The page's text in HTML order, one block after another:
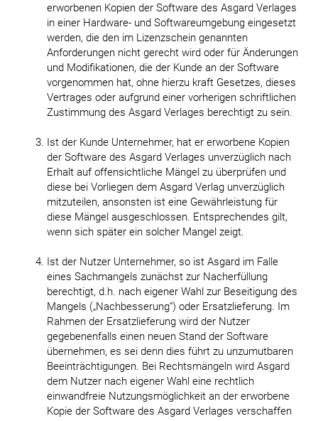
erworbenen Kopien der Software des Asgard Verlages
in einer Hardware- und Softwareumgebung eingesetzt
werden, die den im Lizenzschein genannten
Anforderungen nicht gerecht wird oder für Änderungen
und Modifikationen, die der Kunde an der Software
vorgenommen hat, ohne hierzu kraft Gesetzes, dieses
Vertrages oder aufgrund einer vorherigen schriftlichen
Zustimmung des Asgard Verlages berechtigt zu sein.
Ist der Kunde Unternehmer, hat er erworbene Kopien
der Software des Asgard Verlages unverzüglich nach
Erhalt auf offensichtliche Mängel zu überprüfen und
diese bei Vorliegen dem Asgard Verlag unverzüglich
mitzuteilen, ansonsten ist eine Gewährleistung für
diese Mängel ausgeschlossen. Entsprechendes gilt,
wenn sich später ein solcher Mangel zeigt.
Ist der Nutzer Unternehmer, so ist Asgard im Falle
eines Sachmangels zunächst zur Nacherfüllung
berechtigt, d.h. nach eigener Wahl zur Beseitigung des
Mangels („Nachbesserung“) oder Ersatzlieferung. Im
Rahmen der Ersatzlieferung wird der Nutzer
gegebenenfalls einen neuen Stand der Software
übernehmen, es sei denn dies führt zu unzumutbaren
Beeinträchtigungen. Bei Rechtsmängeln wird Asgard
dem Nutzer nach eigener Wahl eine rechtlich
einwandfreie Nutzungsmöglichkeit an der erworbene
Kopie der Software des Asgard Verlages verschaffen